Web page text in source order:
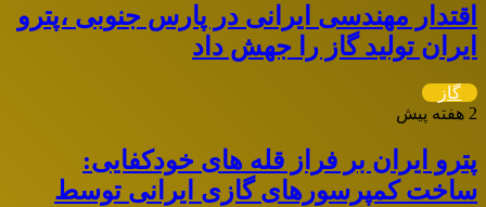
اقتدار مهندسی ایرانی در پارس جنوبی ،پترو
ایران تولید گاز را جهش داد
گاز
2 هفته پیش
پترو ایران بر فراز قله های خودکفایی:
ساخت کمپرسورهای گازی ایرانی توسط